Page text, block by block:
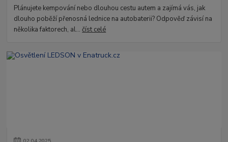
Plánujete kempování nebo dlouhou cestu autem a zajímá vás, jak
dlouho poběží přenosná lednice na autobaterii? Odpověď závisí na
několika faktorech, al...číst celé